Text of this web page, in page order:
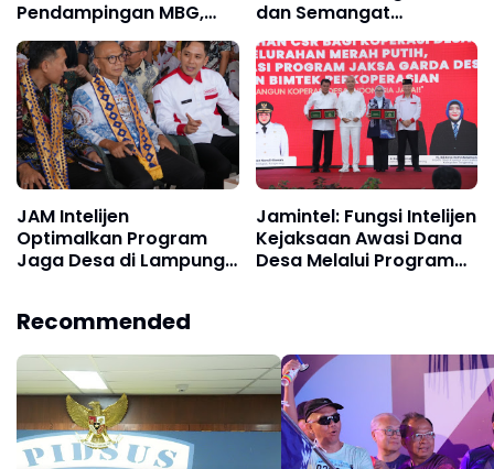
Pendampingan MBG,
Jamintel Optimalkan
Pengawasan dan
Inovasi Digital di
Sulawesi Utara
dan Semangat
Pengabdian kepada
Peserta PPPJ Angkatan
83
JAM Intelijen
Optimalkan Program
Jaga Desa di Lampung
Jamintel: Fungsi Intelijen
Kejaksaan Awasi Dana
Desa Melalui Program
Recommended